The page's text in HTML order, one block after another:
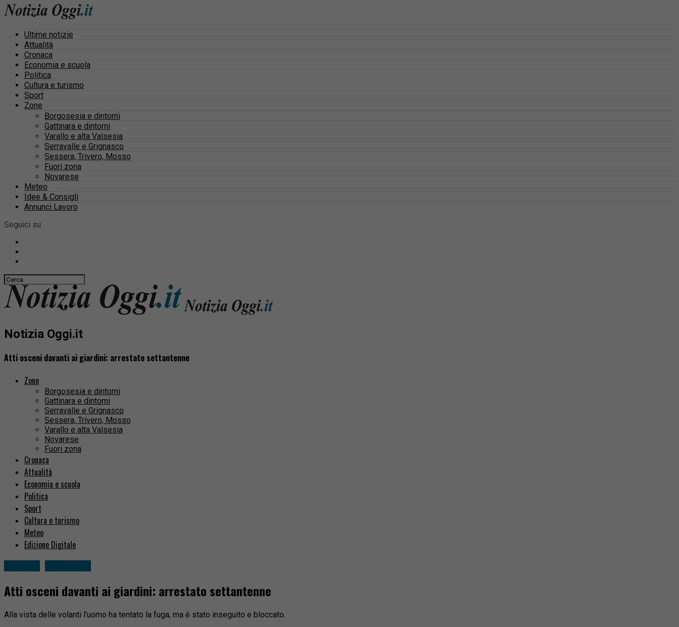
Ultime notizie
Attualità
Cronaca
Economia e scuola
Politica
Cultura e turismo
Sport
Zone
Borgosesia e dintorni
Gattinara e dintorni
Varallo e alta Valsesia
Serravalle e Grignasco
Sessera, Trivero, Mosso
Fuori zona
Novarese
Meteo
Idee & Consigli
Annunci Lavoro
Seguici su
Notizia Oggi.it
Atti osceni davanti ai giardini: arrestato settantenne
Zone
Borgosesia e dintorni
Gattinara e dintorni
Serravalle e Grignasco
Sessera, Trivero, Mosso
Varallo e alta Valsesia
Novarese
Fuori zona
Cronaca
Attualità
Economia e scuola
Politica
Sport
Cultura e turismo
Meteo
Edizione Digitale
Atti osceni davanti ai giardini: arrestato settantenne
Alla vista delle volanti l’uomo ha tentato la fuga, ma è stato inseguito e bloccato.